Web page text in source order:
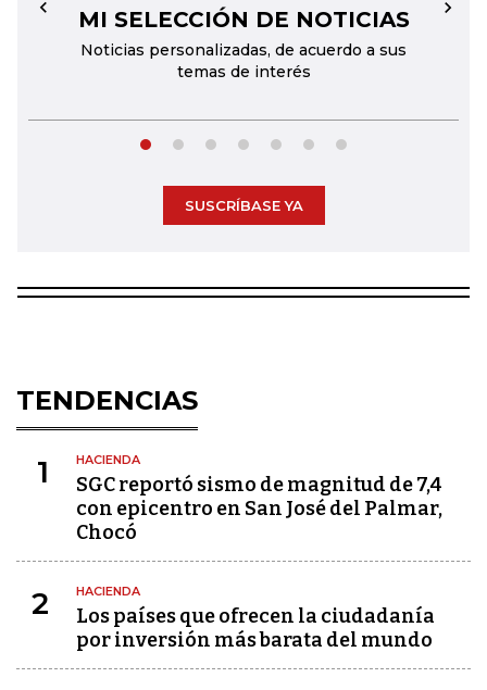
MI SELECCIÓN DE NOTICIAS
Noticias personalizadas, de acuerdo a sus
temas de interés
← →
SUSCRÍBASE YA
TENDENCIAS
1 HACIENDA
SGC reportó sismo de magnitud de 7,4
con epicentro en San José del Palmar,
Chocó
2 HACIENDA
Los países que ofrecen la ciudadanía
por inversión más barata del mundo